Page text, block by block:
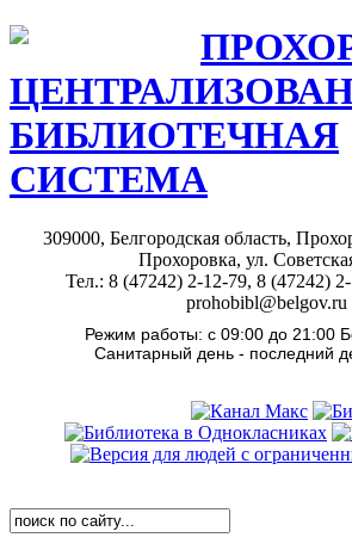
БИБЛИОТЕЧНАЯ
СИСТЕМА
309000, Белгородская область,
Прохоровка, ул.
Тел.: 8 (47242) 2-12-79, 8 (47242)
prohobibl@belgov.ru
Режим работы: с 09:00 до 21:00
Санитарный день - последний